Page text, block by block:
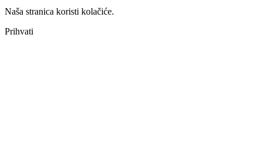
Naša stranica koristi kolačiće.
Prihvati